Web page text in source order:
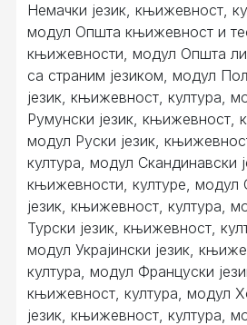
Немачки језик, књижевност,
модул Општа књижевност и
књижевности, модул Општа
са страним језиком, модул
језик, књижевност, култура,
Румунски језик, књижевност,
модул Руски језик,
култура, модул Скандинавски
књижевности, културе, модул
језик, књижевност, култура,
Турски језик, књижевност,
модул Украјински језик,
култура, модул Француски
књижевност, култура, модул
језик, књижевност, култура,